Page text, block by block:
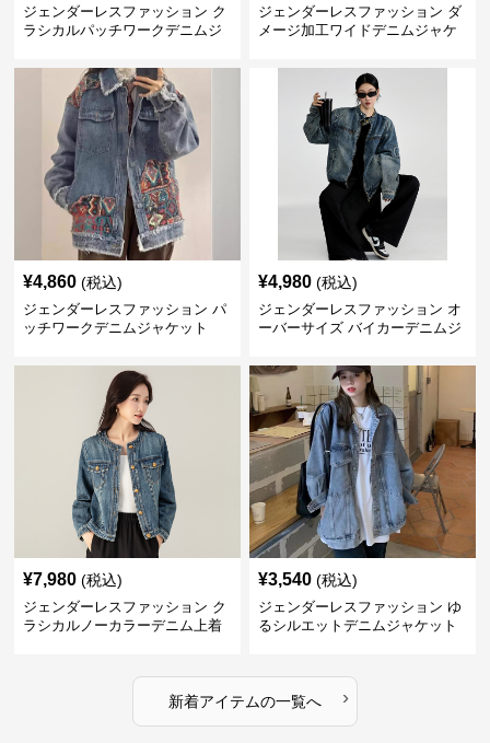
ジェンダーレスファッション ク
ラシカルパッチワークデニムジ
ジェンダーレスファッション ダ
メージ加工ワイドデニムジャケ
¥4,860 (税込)
ジェンダーレスファッション パ
ッチワークデニムジャケット
¥4,980 (税込)
ジェンダーレスファッション オ
ーバーサイズ バイカーデニムジ
¥7,980 (税込)
ジェンダーレスファッション ク
ラシカルノーカラーデニム上着
¥3,540 (税込)
ジェンダーレスファッション ゆ
るシルエットデニムジャケット
新着アイテムの一覧へ ›